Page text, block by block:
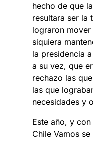
hecho de que
resultara ser la
lograron
siquiera
la presidencia
a su vez, que
rechazo las
las que
necesidades y
Este año, y
Chile Vamos